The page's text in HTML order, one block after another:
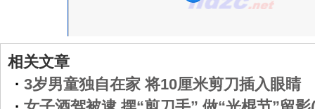
相关文章
· 3岁男童独自在家 将10厘米剪刀插入眼睛